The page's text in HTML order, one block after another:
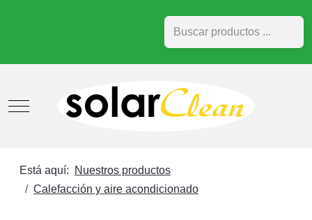
Buscar
Mobile Menu Toggle
Está aquí:
Nuestros productos
Calefacción y aire acondicionado